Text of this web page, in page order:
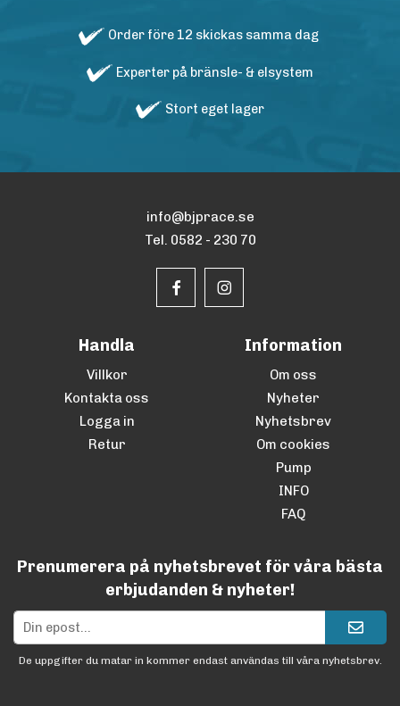
Order före 12 skickas samma dag
Experter på bränsle- & elsystem
Stort eget lager
info@bjprace.se
Tel. 0582 - 230 70
Handla
Villkor
Kontakta oss
Logga in
Retur
Information
Om oss
Nyheter
Nyhetsbrev
Om cookies
Pump
INFO
FAQ
Prenumerera på nyhetsbrevet för våra bästa
erbjudanden & nyheter!
De uppgifter du matar in kommer endast användas till våra nyhetsbrev.